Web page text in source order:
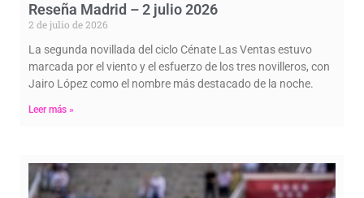
Reseña Madrid – 2 julio 2026
2 de julio de 2026
La segunda novillada del ciclo Cénate Las Ventas estuvo
marcada por el viento y el esfuerzo de los tres novilleros, con
Jairo López como el nombre más destacado de la noche.
Leer más »